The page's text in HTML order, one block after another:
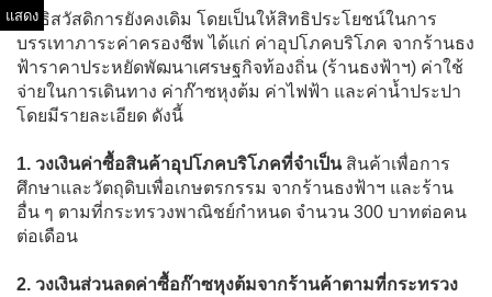
สิทธิสวัสดิการยังคงเดิม โดยเป็นให้สิทธิประโยชน์ในการ
บรรเทาภาระค่าครองชีพ ได้แก่ ค่าอุปโภคบริโภค จากร้านธง
ฟ้าราคาประหยัดพัฒนาเศรษฐกิจท้องถิ่น (ร้านธงฟ้าฯ) ค่าใช้
จ่ายในการเดินทาง ค่าก๊าซหุงต้ม ค่าไฟฟ้า และค่าน้ำประปา
โดยมีรายละเอียด ดังนี้
1. วงเงินค่าซื้อสินค้าอุปโภคบริโภคที่จำเป็นสินค้าเพื่อการ
ศึกษาและวัตถุดิบเพื่อเกษตรกรรม จากร้านธงฟ้าฯ และร้าน
อื่น ๆ ตามที่กระทรวงพาณิชย์กำหนด จำนวน 300 บาทต่อคน
ต่อเดือน
2. วงเงินส่วนลดค่าซื้อก๊าซหุงต้มจากร้านค้าตามที่กระทรวง
แสดง